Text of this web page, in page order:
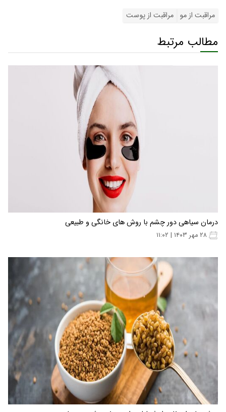
مراقبت از مو مراقبت از پوست
مطالب مرتبط
درمان سیاهی دور چشم با روش های خانگی و طبیعی